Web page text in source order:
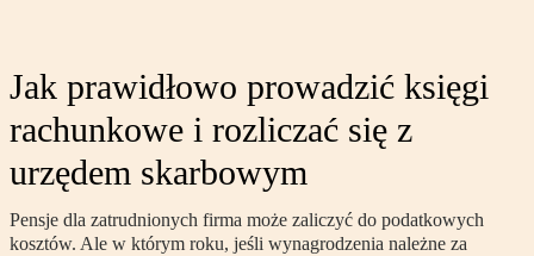
Jak prawidłowo prowadzić księgi
rachunkowe i rozliczać się z
urzędem skarbowym
Pensje dla zatrudnionych firma może zaliczyć do podatkowych
kosztów. Ale w którym roku, jeśli wynagrodzenia należne za